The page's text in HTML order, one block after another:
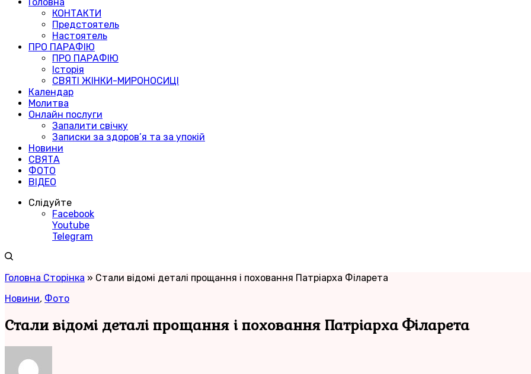
КОНТАКТИ
Предстоятель
Настоятель
ПРО ПАРАФІЮ
ПРО ПАРАФІЮ
Історія
СВЯТІ ЖІНКИ-МИРОНОСИЦІ
Календар
Молитва
Онлайн послуги
Запалити свічку
Записки за здоров’я та за упокій
Новини
СВЯТА
ФОТО
ВІДЕО
Слідуйте
Facebook
Youtube
Telegram
Головна Сторінка » Стали відомі деталі прощання і поховання Патріарха Філарета
Новини, Фото
Стали відомі деталі прощання і поховання Патріарха Філарета